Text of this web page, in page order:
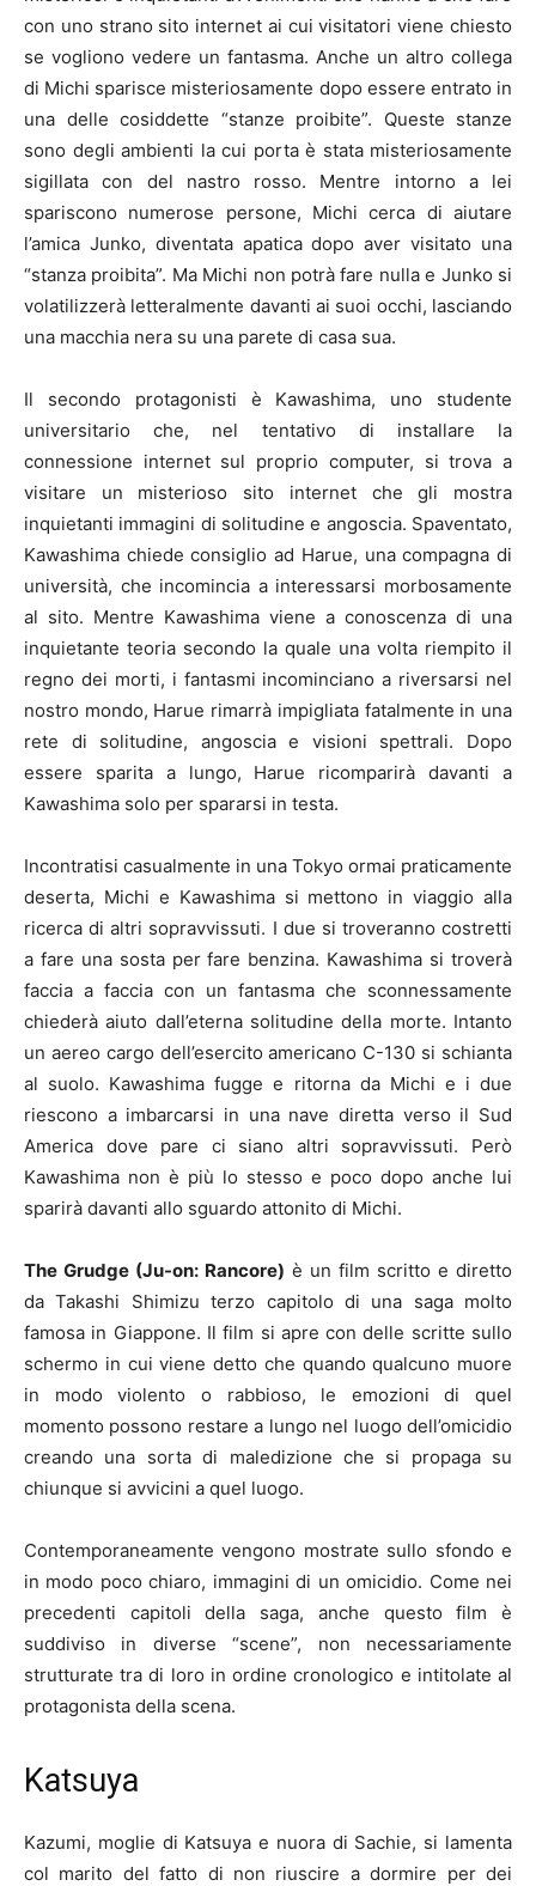
con uno strano sito internet ai cui visitatori viene chiesto
se vogliono vedere un fantasma. Anche un altro collega
di Michi sparisce misteriosamente dopo essere entrato in
una delle cosiddette “stanze proibite”. Queste stanze
sono degli ambienti la cui porta è stata misteriosamente
sigillata con del nastro rosso. Mentre intorno a lei
spariscono numerose persone, Michi cerca di aiutare
l’amica Junko, diventata apatica dopo aver visitato una
“stanza proibita”. Ma Michi non potrà fare nulla e Junko si
volatilizzerà letteralmente davanti ai suoi occhi, lasciando
una macchia nera su una parete di casa sua.
Il secondo protagonisti è Kawashima, uno studente
universitario che, nel tentativo di installare la
connessione internet sul proprio computer, si trova a
visitare un misterioso sito internet che gli mostra
inquietanti immagini di solitudine e angoscia. Spaventato,
Kawashima chiede consiglio ad Harue, una compagna di
università, che incomincia a interessarsi morbosamente
al sito. Mentre Kawashima viene a conoscenza di una
inquietante teoria secondo la quale una volta riempito il
regno dei morti, i fantasmi incominciano a riversarsi nel
nostro mondo, Harue rimarrà impigliata fatalmente in una
rete di solitudine, angoscia e visioni spettrali. Dopo
essere sparita a lungo, Harue ricomparirà davanti a
Kawashima solo per spararsi in testa.
Incontratisi casualmente in una Tokyo ormai praticamente
deserta, Michi e Kawashima si mettono in viaggio alla
ricerca di altri sopravvissuti. I due si troveranno costretti
a fare una sosta per fare benzina. Kawashima si troverà
faccia a faccia con un fantasma che sconnessamente
chiederà aiuto dall’eterna solitudine della morte. Intanto
un aereo cargo dell’esercito americano C-130 si schianta
al suolo. Kawashima fugge e ritorna da Michi e i due
riescono a imbarcarsi in una nave diretta verso il Sud
America dove pare ci siano altri sopravvissuti. Però
Kawashima non è più lo stesso e poco dopo anche lui
sparirà davanti allo sguardo attonito di Michi.
The Grudge (Ju-on: Rancore) è un film scritto e diretto
da Takashi Shimizu terzo capitolo di una saga molto
famosa in Giappone. Il film si apre con delle scritte sullo
schermo in cui viene detto che quando qualcuno muore
in modo violento o rabbioso, le emozioni di quel
momento possono restare a lungo nel luogo dell’omicidio
creando una sorta di maledizione che si propaga su
chiunque si avvicini a quel luogo.
Contemporaneamente vengono mostrate sullo sfondo e
in modo poco chiaro, immagini di un omicidio. Come nei
precedenti capitoli della saga, anche questo film è
suddiviso in diverse “scene”, non necessariamente
strutturate tra di loro in ordine cronologico e intitolate al
protagonista della scena.
Katsuya
Kazumi, moglie di Katsuya e nuora di Sachie, si lamenta
col marito del fatto di non riuscire a dormire per dei